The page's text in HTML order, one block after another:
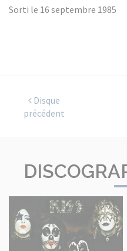
Sorti le 16 septembre 1985
Disque
précédent